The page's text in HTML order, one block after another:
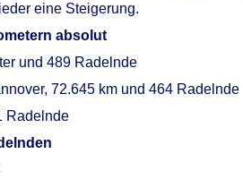
eine Steigerung.
absolut
und 489 Radelnde
72.645 km und 464 Radelnde
Radelnde